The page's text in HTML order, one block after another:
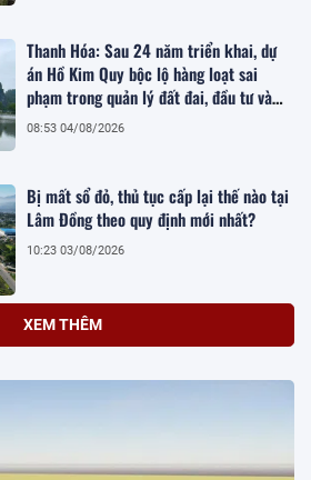
Thanh Hóa: Sau 24 năm triển khai, dự
án Hồ Kim Quy bộc lộ hàng loạt sai
phạm trong quản lý đất đai, đầu tư và
quy hoạch
08:53 04/08/2026
Bị mất sổ đỏ, thủ tục cấp lại thế nào tại
Lâm Đồng theo quy định mới nhất?
10:23 03/08/2026
XEM THÊM